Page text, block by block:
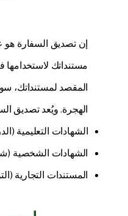
إن تصديق السفارة هو
مستنداتك
المقصد لمستنداتك،
الهجرة. ويُعد تصديق
الشهادات التعليمية
الشهادات الشخصية
المستندات التجارية